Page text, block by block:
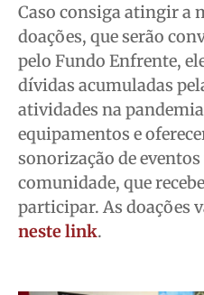
Caso consiga atingir a
doações, que serão
pelo Fundo Enfrente,
dívidas acumuladas
atividades na
equipamentos e
sonorização de eventos
comunidade, que
participar. As doações
neste link.